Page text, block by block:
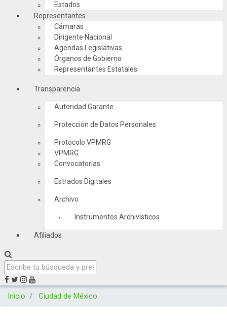
Estados
Representantes
Cámaras
Dirigente Nacional
Agendas Legislativas
Órganos de Gobierno
Representantes Estatales
Transparencia
Autoridad Garante
Protección de Datos Personales
Protocolo VPMRG
VPMRG
Convocatorias
Estrados Digitales
Archivo
Instrumentos Archivísticos
Afiliados
Inicio Ciudad de México